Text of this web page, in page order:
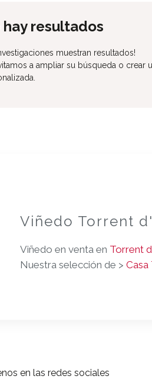
hay resultados
muestran resultados!
a ampliar su búsqueda o crear
Viñedo Torrent
Viñedo en venta en Torrent
Nuestra selección de >
en las redes sociales